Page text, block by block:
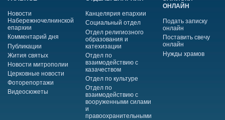
Новости
Набережночелнинской
епархии
Комментарий дня
Публикации
Жития святых
Новости митрополии
Церковные новости
Фоторепортажи
Видеосюжеты
Канцелярия епархии
Социальный отдел
Отдел религиозного
образования и
катехизации
Отдел по
взаимодействию с
казачеством
Отдел по культуре
Отдел по
взаимодействию с
вооруженными силами
и
правоохранительными
ОНЛАЙН
Подать записку
онлайн
Поставить свечу
онлайн
Нужды храмов